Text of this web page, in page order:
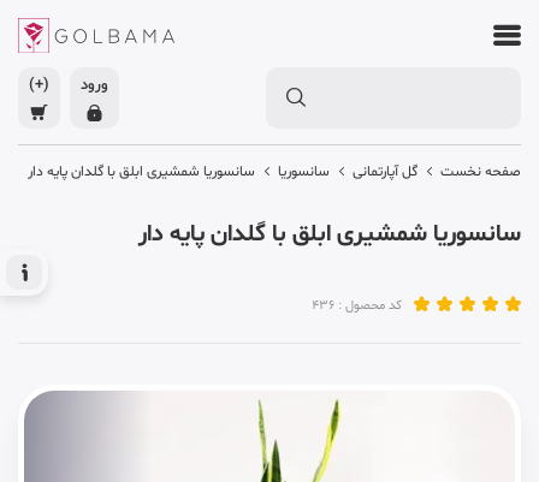
ورود (+)
صفحه نخست گل آپارتمانی سانسوریا سانسوریا شمشیری ابلق با گلدان پایه دار
سانسوریا شمشیری ابلق با گلدان پایه دار
کد محصول : 436